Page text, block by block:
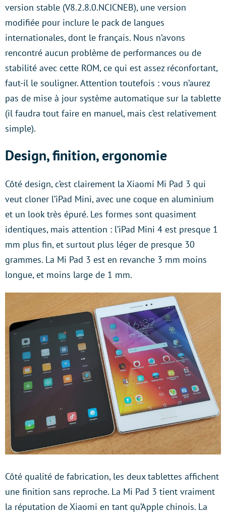
version stable (V8.2.8.0.NCICNEB), une version
modifiée pour inclure le pack de langues
internationales, dont le français. Nous n’avons
rencontré aucun problème de performances ou de
stabilité avec cette ROM, ce qui est assez réconfortant,
faut-il le souligner. Attention toutefois : vous n’aurez
pas de mise à jour système automatique sur la tablette
(il faudra tout faire en manuel, mais c’est relativement
simple).
Design, finition, ergonomie
Côté design, c’est clairement la Xiaomi Mi Pad 3 qui
veut cloner l’iPad Mini, avec une coque en aluminium
et un look très épuré. Les formes sont quasiment
identiques, mais attention : l’iPad Mini 4 est presque 1
mm plus fin, et surtout plus léger de presque 30
grammes. La Mi Pad 3 est en revanche 3 mm moins
longue, et moins large de 1 mm.
Côté qualité de fabrication, les deux tablettes affichent
une finition sans reproche. La Mi Pad 3 tient vraiment
la réputation de Xiaomi en tant qu’Apple chinois. La